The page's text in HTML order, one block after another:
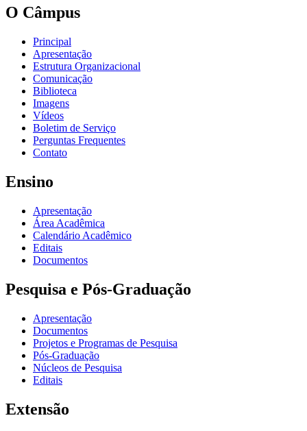
O Câmpus
Principal
Apresentação
Estrutura Organizacional
Comunicação
Biblioteca
Imagens
Vídeos
Boletim de Serviço
Perguntas Frequentes
Contato
Ensino
Apresentação
Área Acadêmica
Calendário Acadêmico
Editais
Documentos
Pesquisa e Pós-Graduação
Apresentação
Documentos
Projetos e Programas de Pesquisa
Pós-Graduação
Núcleos de Pesquisa
Editais
Extensão